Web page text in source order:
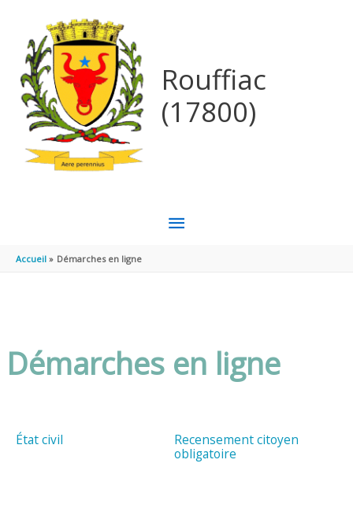
Rouffiac
(17800)
MENU
Accueil Démarches en ligne
Démarches en ligne
État civil
Recensement citoyen
obligatoire